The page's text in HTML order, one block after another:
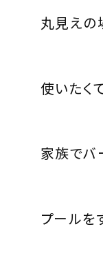
丸見えの
使いたく
家族でバ
プールを